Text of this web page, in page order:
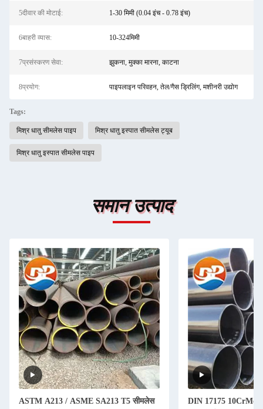
5दीवार की मोटाई: 1-30 मिमी (0.04 इंच - 0.78 इंच)
6बाहरी व्यास: 10-324मिमी
7प्रसंस्करण सेवा: झुकना, मुक्का मारना, काटना
8प्रयोग: पाइपलाइन परिवहन, तेल/गैस ड्रिलिंग, मशीनरी उद्योग
Tags:
मिश्र धातु सीमलेस पाइप मिश्र धातु इस्पात सीमलेस ट्यूब
मिश्र धातु इस्पात सीमलेस पाइप
समान उत्पाद
ASTM A213 / ASME SA213 T5 सीमलेस
DIN 17175 10CrMo910